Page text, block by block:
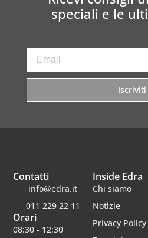
speciali e le
Iscriviti
Inside Edra
Chi siamo
Notizie
Privacy Policy
Contatti
info@edra.it
011 229 22 11
Orari
08:30 - 12:30